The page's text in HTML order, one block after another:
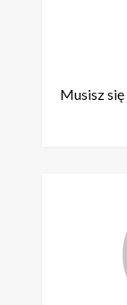
Musisz się